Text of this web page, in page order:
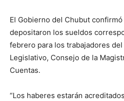
El Gobierno del Chubut
depositaron los sueldos
febrero para los trabajadores
Legislativo, Consejo de la
Cuentas.
“Los haberes estarán